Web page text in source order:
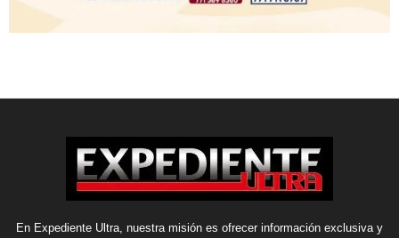
En Expediente Ultra, nuestra misión es ofrecer información exclusiva y